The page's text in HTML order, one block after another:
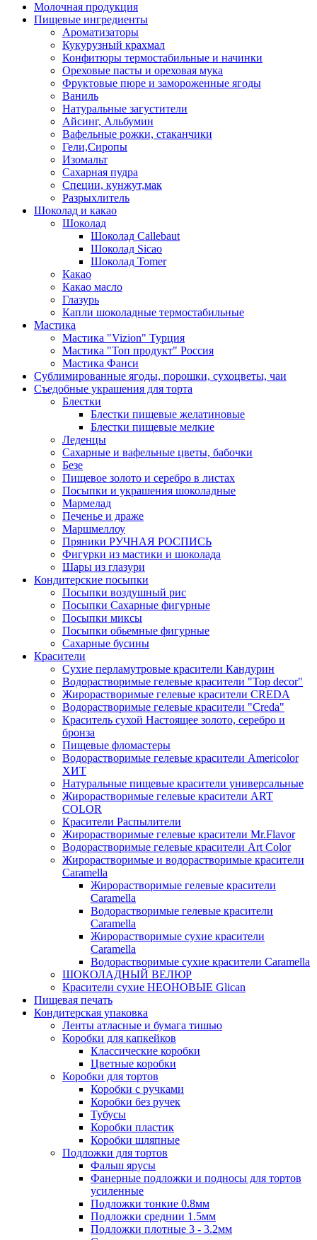
Молочная продукция
Пищевые ингредиенты
Ароматизаторы
Кукурузный крахмал
Конфитюры термостабильные и начинки
Ореховые пасты и ореховая мука
Фруктовые пюре и замороженные ягоды
Ваниль
Натуральные загустители
Айсинг, Альбумин
Вафельные рожки, стаканчики
Гели,Сиропы
Изомальт
Сахарная пудра
Специи, кунжут,мак
Разрыхлитель
Шоколад и какао
Шоколад
Шоколад Callebaut
Шоколад Sicao
Шоколад Tomer
Какао
Какао масло
Глазурь
Капли шоколадные термостабильные
Мастика
Мастика "Vizion" Турция
Мастика "Топ продукт" Россия
Мастика Фанси
Сублимированные ягоды, порошки, сухоцветы, чаи
Съедобные украшения для торта
Блестки
Блестки пищевые желатиновые
Блестки пищевые мелкие
Леденцы
Сахарные и вафельные цветы, бабочки
Безе
Пищевое золото и серебро в листах
Посыпки и украшения шоколадные
Мармелад
Печенье и драже
Маршмеллоу
Пряники РУЧНАЯ РОСПИСЬ
Фигурки из мастики и шоколада
Шары из глазури
Кондитерские посыпки
Посыпки воздушный рис
Посыпки Сахарные фигурные
Посыпки миксы
Посыпки обьемные фигурные
Сахарные бусины
Красители
Сухие перламутровые красители Кандурин
Водорастворимые гелевые красители "Top decor"
Жирорастворимые гелевые красители CREDA
Водорастворимые гелевые красители "Creda"
Краситель сухой Настоящее золото, серебро и
бронза
Пищевые фломастеры
Водорастворимые гелевые красители Americolor
ХИТ
Натуральные пищевые красители универсальные
Жирорастворимые гелевые красители ART
COLOR
Красители Распылители
Жирорастворимые гелевые красители Mr.Flavor
Водорастворимые гелевые красители Art Color
Жирорастворимые и водорастворимые красители
Caramella
Жирорастворимые гелевые красители
Caramella
Водорастворимые гелевые красители
Caramella
Жирорастворимые сухие красители
Caramella
Водорастворимые сухие красители Caramella
ШОКОЛАДНЫЙ ВЕЛЮР
Красители сухие НЕОНОВЫЕ Glican
Пищевая печать
Кондитерская упаковка
Ленты атласные и бумага тишью
Коробки для капкейков
Классические коробки
Цветные коробки
Коробки для тортов
Коробки с ручками
Коробки без ручек
Тубусы
Коробки пластик
Коробки шляпные
Подложки для тортов
Фальш ярусы
Фанерные подложки и подносы для тортов
усиленные
Подложки тонкие 0.8мм
Подложки среднии 1.5мм
Подложки плотные 3 - 3.2мм